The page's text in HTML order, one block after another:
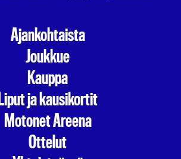
Ajankohtaista
Joukkue
Kauppa
Liput ja kausikortit
Motonet Areena
Ottelut